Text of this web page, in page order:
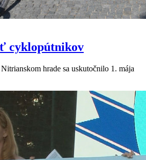
cyklopútnikov
hrade sa uskutočnilo 1. mája